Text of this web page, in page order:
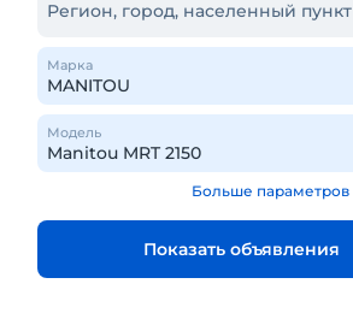
Регион, город, населенный пункт
Марка
Модель
Больше параметров
Показать объявления